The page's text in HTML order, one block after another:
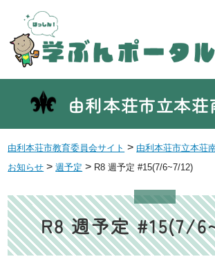
由利本荘市立本荘
由利本荘市教育委員会サイト > 由利本荘市立本荘
お知らせ >週予定 > R8 週予定 #15(7/6~7/12)
R8 週予定 #15(7/